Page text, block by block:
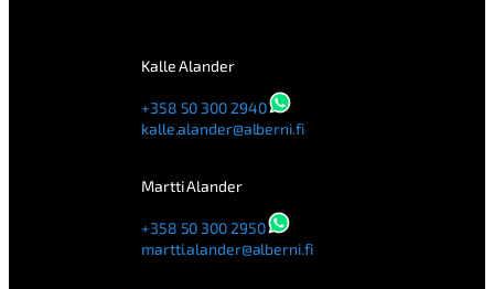
Kalle Alander
+358 50 300 2940
kalle.alander@alberni.fi
Martti Alander
+358 50 300 2950
martti.alander@alberni.fi